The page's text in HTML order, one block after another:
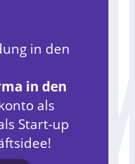
in den
in den
als
Start-up